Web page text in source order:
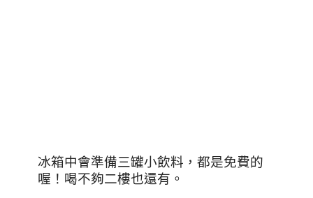
冰箱中會準備三罐小飲料，都是免費的
喔！喝不夠二樓也還有。